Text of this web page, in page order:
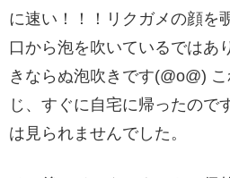
に速い！！！リクガメの顔を
口から泡を吹いているではあ
きならぬ泡吹きです(@o@)
じ、すぐに自宅に帰ったので
は見られませんでした。